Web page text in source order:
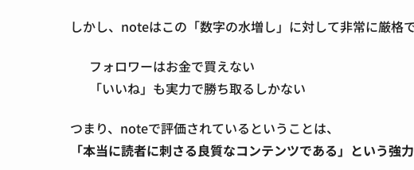
しかし、noteはこの「数字の水増し」に対して非常に厳格で
フォロワーはお金で買えない
「いいね」も実力で勝ち取るしかない
つまり、noteで評価されているということは、
「本当に読者に刺さる良質なコンテンツである」という強